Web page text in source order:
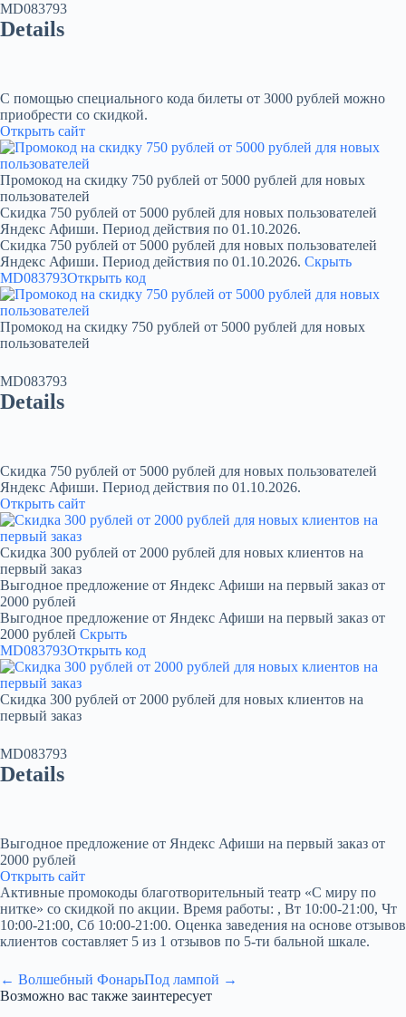
MD083793
Details
С помощью специального кода билеты от 3000 рублей можно
приобрести со скидкой.
Открыть сайт
Промокод на скидку 750 рублей от 5000 рублей для новых
пользователей
Скидка 750 рублей от 5000 рублей для новых пользователей
Яндекс Афиши. Период действия по 01.10.2026.
Скидка 750 рублей от 5000 рублей для новых пользователей
Яндекс Афиши. Период действия по 01.10.2026. Скрыть
MD083793Открыть код
Промокод на скидку 750 рублей от 5000 рублей для новых
пользователей
MD083793
Details
Скидка 750 рублей от 5000 рублей для новых пользователей
Яндекс Афиши. Период действия по 01.10.2026.
Открыть сайт
Скидка 300 рублей от 2000 рублей для новых клиентов на
первый заказ
Выгодное предложение от Яндекс Афиши на первый заказ от
2000 рублей
Выгодное предложение от Яндекс Афиши на первый заказ от
2000 рублей Скрыть
MD083793Открыть код
Скидка 300 рублей от 2000 рублей для новых клиентов на
первый заказ
MD083793
Details
Выгодное предложение от Яндекс Афиши на первый заказ от
2000 рублей
Открыть сайт
Активные промокоды благотворительный театр «С миру по
нитке» со скидкой по акции. Время работы: , Вт 10:00-21:00, Чт
10:00-21:00, Сб 10:00-21:00. Оценка заведения на основе отзывов
клиентов составляет 5 из 1 отзывов по 5-ти бальной шкале.
← Волшебный ФонарьПод лампой →
Возможно вас также заинтересует